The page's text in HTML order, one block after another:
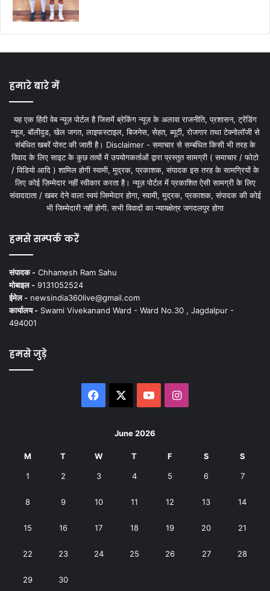
हमारे बारे में
यह एक हिंदी वेब न्यूज़ पोर्टल है जिसमें ब्रेकिंग न्यूज़ के अलावा राजनीति, प्रशासन, ट्रेंडिंग
न्यूज, बॉलीवुड, खेल जगत, लाइफस्टाइल, बिजनेस, सेहत, ब्यूटी, रोजगार तथा टेक्नोलॉजी से
संबंधित खबरें पोस्ट की जाती है। Disclaimer - समाचार से सम्बंधित किसी भी तरह के
विवाद के लिए साइट के कुछ तत्वों में उपयोगकर्ताओं द्वारा प्रस्तुत सामग्री ( समाचार / फोटो
/ विडियो आदि ) शामिल होगी स्वामी, मुद्रक, प्रकाशक, संपादक इस तरह के सामग्रियों के
लिए कोई ज़िम्मेदार नहीं स्वीकार करता है। न्यूज़ पोर्टल में प्रकाशित ऐसी सामग्री के लिए
संवाददाता / खबर देने वाला स्वयं जिम्मेदार होगा, स्वामी, मुद्रक, प्रकाशक, संपादक की कोई
भी जिम्मेदारी नहीं होगी. सभी विवादों का न्यायक्षेत्र जगदलपुर होगा
हमसे सम्पर्क करें
संपादक - Chhamesh Ram Sahu
मोबाइल - 9131052524
ईमेल - newsindia360live@gmail.com
कार्यालय - Swami Vivekanand Ward - Ward No.30 , Jagdalpur -
494001
हमसे जुड़े
Facebook YouTubeInstagram
June 2026
M T W T F S S
1 2 3 4 5 6 7
8 9 10 11 12 13 14
15 16 17 18 19 20 21
22 23 24 25 26 27 28
29 30